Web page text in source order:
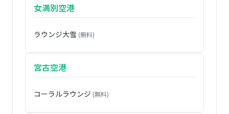
女満別空港
ラウンジ大雪 (無料)
宮古空港
コーラルラウンジ (無料)